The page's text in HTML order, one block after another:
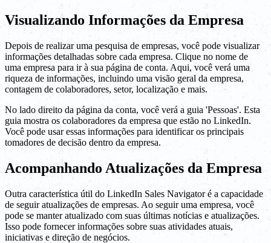
Visualizando Informações da Empresa
Depois de realizar uma pesquisa de empresas, você pode visualizar
informações detalhadas sobre cada empresa. Clique no nome de
uma empresa para ir à sua página de conta. Aqui, você verá uma
riqueza de informações, incluindo uma visão geral da empresa,
contagem de colaboradores, setor, localização e mais.
No lado direito da página da conta, você verá a guia 'Pessoas'. Esta
guia mostra os colaboradores da empresa que estão no LinkedIn.
Você pode usar essas informações para identificar os principais
tomadores de decisão dentro da empresa.
Acompanhando Atualizações da Empresa
Outra característica útil do LinkedIn Sales Navigator é a capacidade
de seguir atualizações de empresas. Ao seguir uma empresa, você
pode se manter atualizado com suas últimas notícias e atualizações.
Isso pode fornecer informações sobre suas atividades atuais,
iniciativas e direção de negócios.